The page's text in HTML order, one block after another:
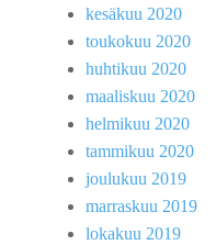
kesäkuu 2020
toukokuu 2020
huhtikuu 2020
maaliskuu 2020
helmikuu 2020
tammikuu 2020
joulukuu 2019
marraskuu 2019
lokakuu 2019